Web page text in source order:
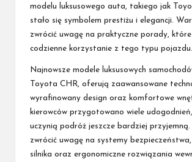
modelu luksusowego auta, takiego jak
stało się symbolem prestiżu i elegancji.
zwrócić uwagę na praktyczne porady,
codzienne korzystanie z tego typu pojazdu.
Najnowsze modele luksusowych
Toyota CHR, oferują zaawansowane
wyrafinowany design oraz komfortowe
kierowców przygotowano wiele
uczynią podróż jeszcze bardziej
zwrócić uwagę na systemy
silnika oraz ergonomiczne rozwiązania